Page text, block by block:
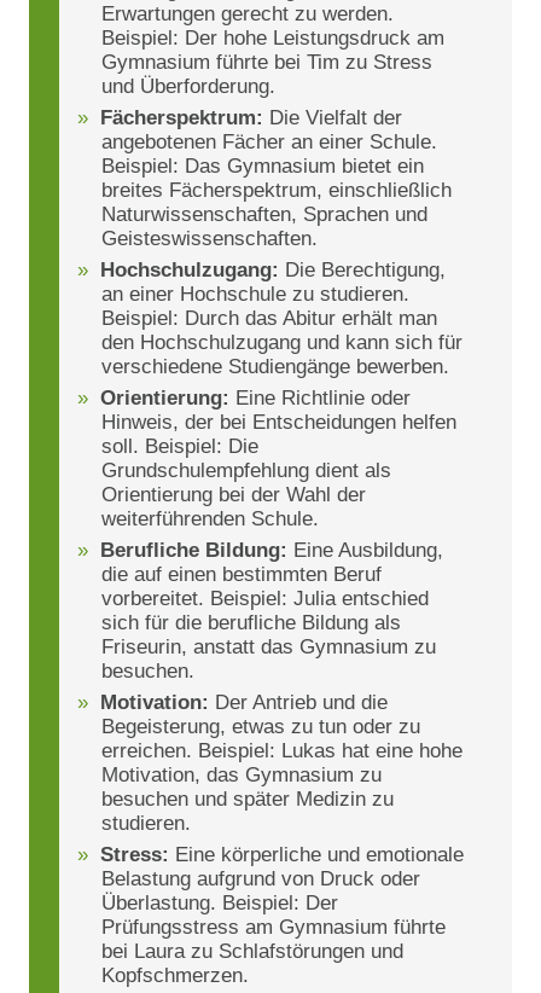
Erwartungen gerecht zu werden.
Beispiel: Der hohe Leistungsdruck am
Gymnasium führte bei Tim zu Stress
und Überforderung.
Fächerspektrum: Die Vielfalt der
angebotenen Fächer an einer Schule.
Beispiel: Das Gymnasium bietet ein
breites Fächerspektrum, einschließlich
Naturwissenschaften, Sprachen und
Geisteswissenschaften.
Hochschulzugang: Die Berechtigung,
an einer Hochschule zu studieren.
Beispiel: Durch das Abitur erhält man
den Hochschulzugang und kann sich für
verschiedene Studiengänge bewerben.
Orientierung: Eine Richtlinie oder
Hinweis, der bei Entscheidungen helfen
soll. Beispiel: Die
Grundschulempfehlung dient als
Orientierung bei der Wahl der
weiterführenden Schule.
Berufliche Bildung: Eine Ausbildung,
die auf einen bestimmten Beruf
vorbereitet. Beispiel: Julia entschied
sich für die berufliche Bildung als
Friseurin, anstatt das Gymnasium zu
besuchen.
Motivation: Der Antrieb und die
Begeisterung, etwas zu tun oder zu
erreichen. Beispiel: Lukas hat eine hohe
Motivation, das Gymnasium zu
besuchen und später Medizin zu
studieren.
Stress: Eine körperliche und emotionale
Belastung aufgrund von Druck oder
Überlastung. Beispiel: Der
Prüfungsstress am Gymnasium führte
bei Laura zu Schlafstörungen und
Kopfschmerzen.